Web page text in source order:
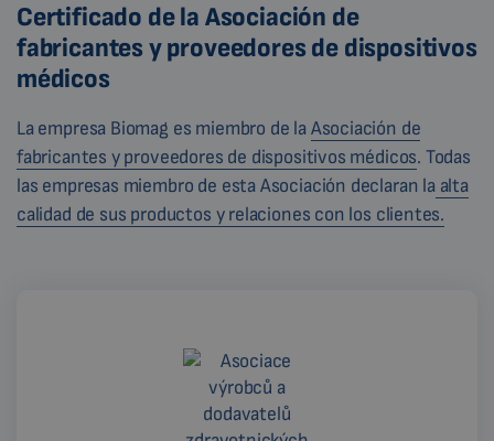
Certificado de la Asociación de
fabricantes y proveedores de dispositivos
médicos
La empresa Biomag es miembro de laAsociación de
fabricantes y proveedores de dispositivos médicos. Todas
las empresas miembro de esta Asociación declaran laalta
calidad de sus productos y relaciones con los clientes.